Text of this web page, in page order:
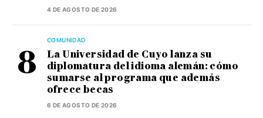
4 DE AGOSTO DE 2026
COMUNIDAD
La Universidad de Cuyo lanza su
diplomatura del idioma alemán: cómo
sumarse al programa que además
ofrece becas
6 DE AGOSTO DE 2026